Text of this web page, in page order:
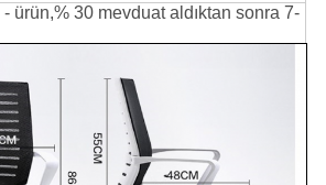
- ürün,% 30 mevduat aldıktan sonra 7-